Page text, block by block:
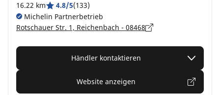
16.22 km 4.8/5(133)
Michelin Partnerbetrieb
Rotschauer Str. 1, Reichenbach - 08468
Händler kontaktieren
Website anzeigen